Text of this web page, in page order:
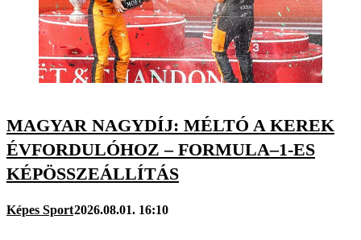
MAGYAR NAGYDÍJ: MÉLTÓ A KEREK
ÉVFORDULÓHOZ – FORMULA–1-ES
KÉPÖSSZEÁLLÍTÁS
Képes Sport2026.08.01. 16:10